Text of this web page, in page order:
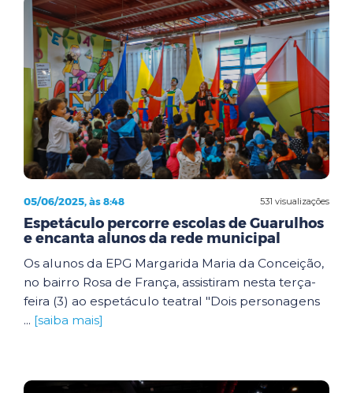
531 visualizações
05/06/2025, às 8:48
Espetáculo percorre escolas de Guarulhos
e encanta alunos da rede municipal
Os alunos da EPG Margarida Maria da Conceição,
no bairro Rosa de França, assistiram nesta terça-
feira (3) ao espetáculo teatral "Dois personagens
... [saiba mais]